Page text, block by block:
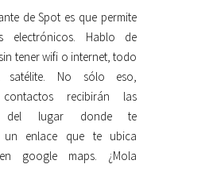
de Spot es que permite
electrónicos. Hablo de
tener wifi o internet, todo
No sólo eso,
recibirán las
del lugar donde te
un enlace que te ubica
google maps. ¿Mola